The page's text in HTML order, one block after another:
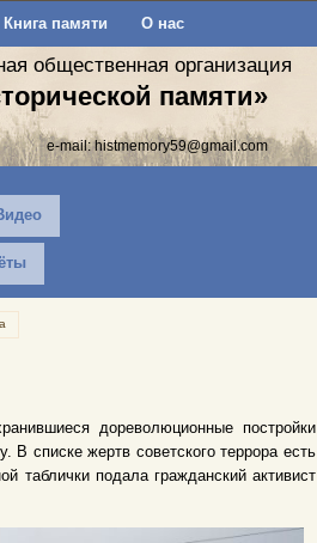
Книга памяти О нас
общественная организация
памяти»
e-mail:histmemory59@gmail.com
дореволюционные постройки
списке жертв советского террора есть
таблички подала гражданский активист